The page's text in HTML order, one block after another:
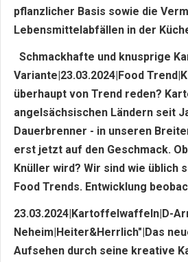
pflanzlicher Basis sowie die
Lebensmittelabfällen in der
Schmackhafte und knusprige
Variante|23.03.2024|Food
überhaupt von Trend reden?
angelsächsischen Ländern seit
Dauerbrenner - in unseren
erst jetzt auf den Geschmack.
Knüller wird? Wir sind wie üblich
Food Trends. Entwicklung
23.03.2024|Kartoffelwaffeln|D-
Neheim|Heiter&Herrlich"|Das
Aufsehen durch seine kreative